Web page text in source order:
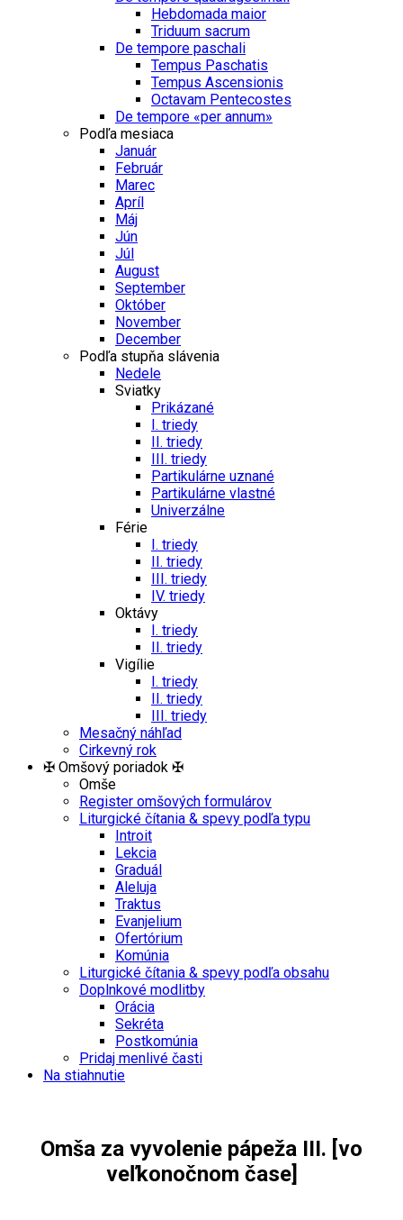
Hebdomada maior
Triduum sacrum
De tempore paschali
Tempus Paschatis
Tempus Ascensionis
Octavam Pentecostes
De tempore «per annum»
Podľa mesiaca
Január
Február
Marec
Apríl
Máj
Jún
Júl
August
September
Október
November
December
Podľa stupňa slávenia
Nedele
Sviatky
Prikázané
I. triedy
II. triedy
III. triedy
Partikulárne uznané
Partikulárne vlastné
Univerzálne
Férie
I. triedy
II. triedy
III. triedy
IV. triedy
Oktávy
I. triedy
II. triedy
Vigílie
I. triedy
II. triedy
III. triedy
Mesačný náhľad
Cirkevný rok
✠ Omšový poriadok ✠
Omše
Register omšových formulárov
Liturgické čítania & spevy podľa typu
Introit
Lekcia
Graduál
Aleluja
Traktus
Evanjelium
Ofertórium
Komúnia
Liturgické čítania & spevy podľa obsahu
Doplnkové modlitby
Orácia
Sekréta
Postkomúnia
Pridaj menlivé časti
Na stiahnutie
Omša za vyvolenie pápeža III. [vo
veľkonočnom čase]